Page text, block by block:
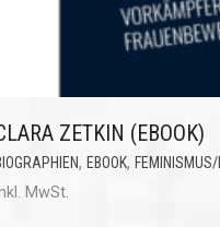
ZETKIN (EBOOK)
, EBOOK,
MwSt.